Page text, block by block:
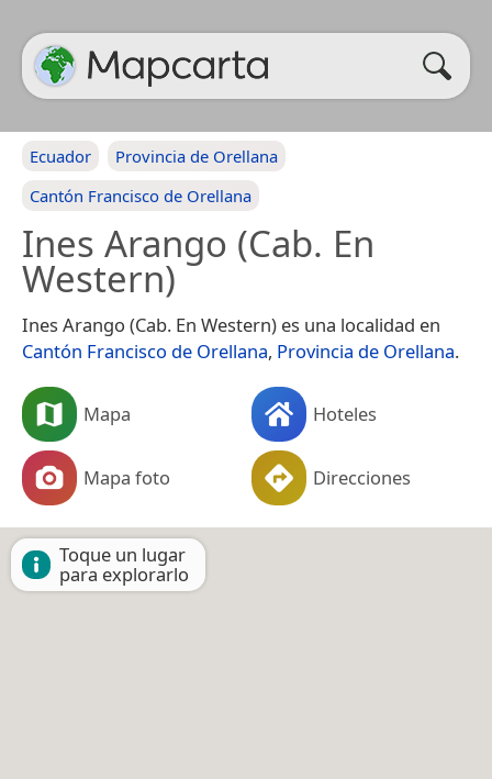
Ecuador
Provincia de Orellana
Cantón Francisco de Orellana
Ines Arango (Cab. En
Western)
Ines Arango (Cab. En Western) es una localidad en
Cantón Francisco de Orellana, Provincia de Orellana.
Mapa Hoteles
Mapa foto Direcciones
Toque un lugar
para explorarlo